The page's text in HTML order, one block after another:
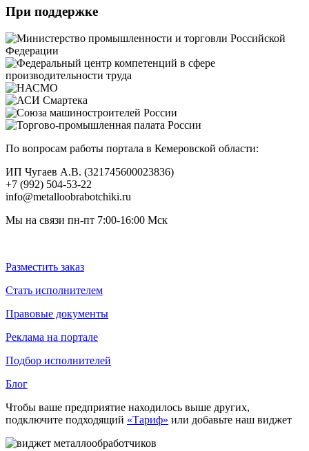
При поддержке
По вопросам работы портала в Кемеровской области:
ИП Чугаев А.В. (321745600023836)
+7 (992) 504-53-22
info@metalloobrabotchiki.ru
Мы на связи пн-пт 7:00-16:00 Мск
Разместить заказ
Стать исполнителем
Правовые документы
Реклама на портале
Подбор исполнителей
Блог
Чтобы ваше предприятие находилось выше других,
подключите подходящий «Тариф» или добавьте наш виджет